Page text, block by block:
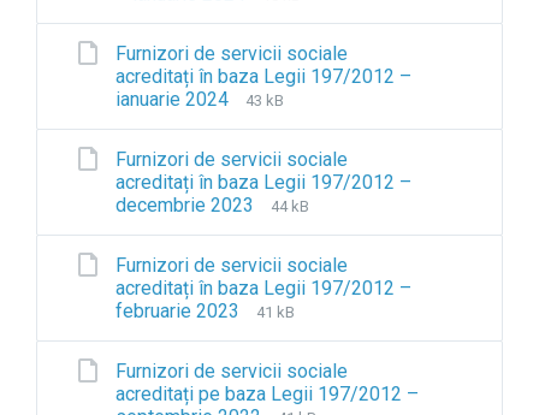
o
d
s
n
s
i
o
o
d
s
:
e
e
x
t
e
n
n
:
o
d
e
s
z
e
:
Furnizori de servicii sociale
acreditați în baza Legii 197/2012 –
ianuarie 2024
F
e
e
x
t
e
n
n
:
F
e
s
i
z
e
:
43 kB
Furnizori de servicii sociale
acreditați în baza Legii 197/2012 –
decembrie 2023
F
e
e
x
t
e
n
F
e
s
z
e
:
44 kB
Furnizori de servicii sociale
acreditați în baza Legii 197/2012 –
februarie 2023
F
e
e
F
e
s
41 kB
Furnizori de servicii sociale
acreditați pe baza Legii 197/2012 –